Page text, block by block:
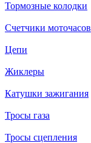
Тормозные колодки
Счетчики моточасов
Цепи
Жиклеры
Катушки зажигания
Тросы газа
Тросы сцепления